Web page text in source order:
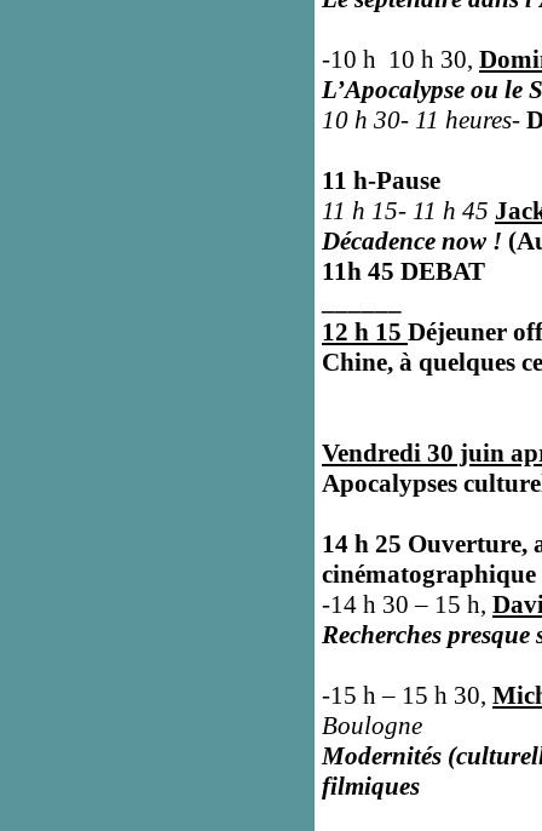
-10 h 10 h 30,
L’Apocalypse ou le
10 h 30- 11 heures-
11 h-Pause
11 h 15- 11 h 45
Décadence now !
11h 45 DEBAT
12 h 15 Déjeuner
Chine, à quelques
Vendredi 30 juin
Apocalypses
14 h 25 Ouverture,
cinématographique
-14 h 30 – 15 h,
Recherches
-15 h – 15 h 30,
Boulogne
Modernités
filmiques